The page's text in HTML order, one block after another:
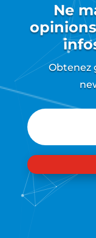
Ne
Obtenez